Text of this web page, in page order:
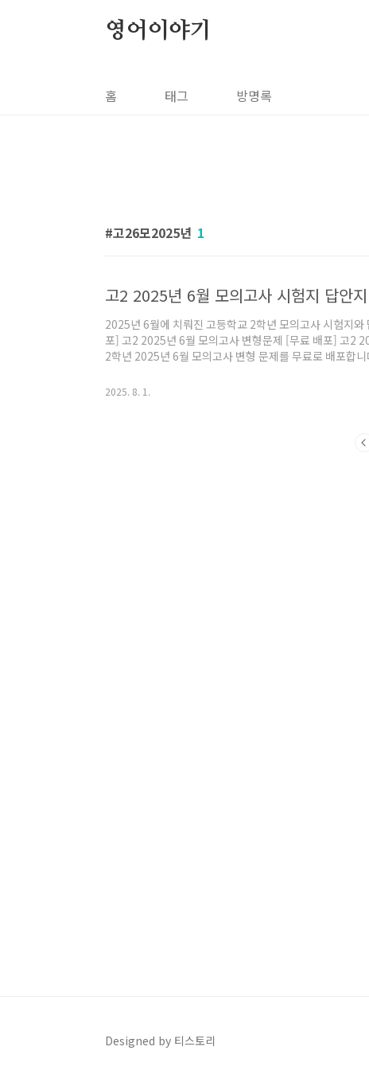
영어이야기
홈 태그 방명록
고26모2025년 1
고2 2025년 6월 모의고사 시험지 답안
2025년 6월에 치뤄진 고등학교 2학년 모의고사 시험지
포] 고2 2025년 6월 모의고사 변형문제 [무료 배포] 고2
2학년 2025년 6월 모의고사 변형 문제를 무료로 배포합
myenglishstory2.com고2 2025년 6월 모의고사 해설
2025. 8. 1.
Designed by 티스토리